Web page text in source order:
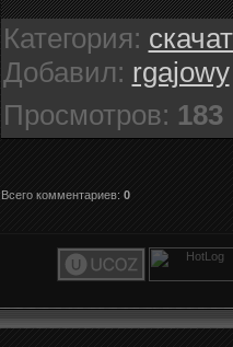
Категория:
Добавил: rgajowy
Просмотров: 183
Всего комментариев: 0